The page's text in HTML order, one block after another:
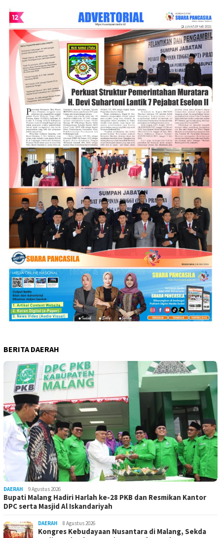
BERITA DAERAH
DAERAH 9 Agustus 2026
Bupati Malang Hadiri Harlah ke-28 PKB dan Resmikan Kantor
DPC serta Masjid Al Iskandariyah
DAERAH 8 Agustus 2026
Kongres Kebudayaan Nusantara di Malang, Sekda